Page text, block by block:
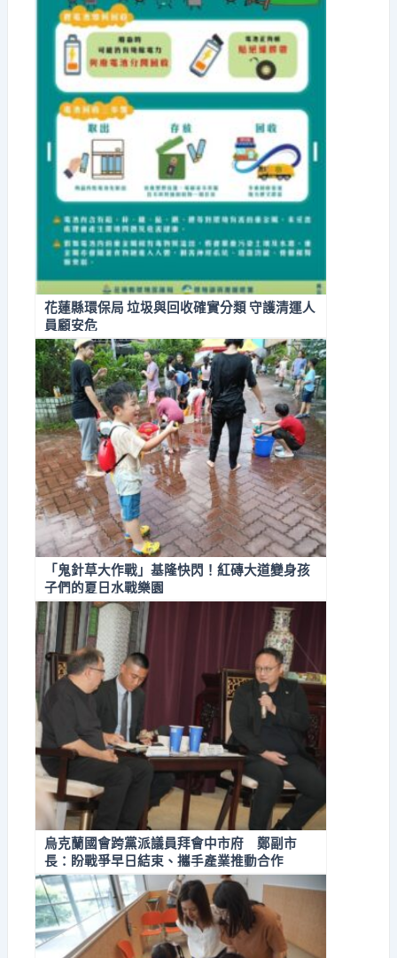
花蓮縣環保局 垃圾與回收確實分類 守護清運人
員顧安危
「鬼針草大作戰」基隆快閃！紅磚大道變身孩
子們的夏日水戰樂園
烏克蘭國會跨黨派議員拜會中市府 鄭副市
長：盼戰爭早日結束、攜手產業推動合作